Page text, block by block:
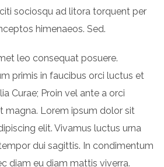
sociosqu ad litora torquent per
himenaeos. Sed.
leo consequat posuere.
primis in faucibus orci luctus et
Curae; Proin vel ante a orci
magna. Lorem ipsum dolor sit
elit. Vivamus luctus urna
dui sagittis. In condimentum
diam eu diam mattis viverra.